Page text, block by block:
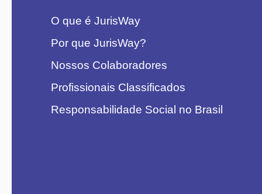
O que é JurisWay
Por que JurisWay?
Nossos Colaboradores
Profissionais Classificados
Responsabilidade Social no Brasil